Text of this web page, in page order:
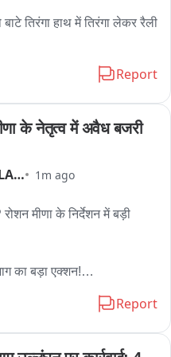
तिरंगा हाथ में तिरंगा लेकर रैली
सप्ताह के पावन अवसर पर आमजन
का भव्य आयोजन किया इस अवसर
नेतृत्व में नगर पालिका कार्यालय
पालिका कर्मचारी महावीर
गुर्जर, भंवर लाल सैनी
Report
के नेतृत्व में अवैध बजरी
BHUPENDAR SINGH SOLANKI 1m ago
मीणा के निर्देशन में बड़ी
का बड़ा एक्शन!
के सभी रास्ते किए बंद।
भी किए गए बंद।
Report